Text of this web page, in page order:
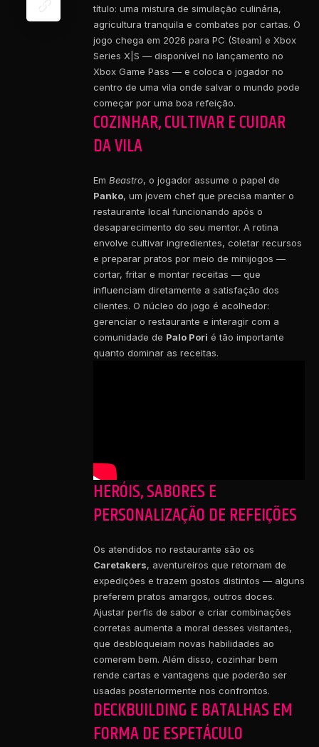
título: uma mistura de simulação culinária,
agricultura tranquila e combates por cartas. O
jogo chega em 2026 para PC (Steam) e Xbox
Series X|S — disponível no lançamento no
Xbox Game Pass — e coloca o jogador no
centro de uma vila onde salvar o mundo pode
começar por uma boa refeição.
COZINHAR, CULTIVAR E CUIDAR
DA VILA
Em Beastro, o jogador assume o papel de
Panko, um jovem chef que precisa manter o
restaurante local funcionando após o
desaparecimento do seu mentor. A rotina
envolve cultivar ingredientes, coletar recursos
e preparar pratos por meio de minijogos —
cortar, fritar e montar receitas — que
influenciam diretamente a satisfação dos
clientes. O núcleo do jogo é acolhedor:
gerenciar o restaurante e interagir com a
comunidade de Palo Pori é tão importante
quanto dominar as receitas.
HERÓIS, SABORES E
PERSONALIZAÇÃO DE REFEIÇÕES
Os atendidos no restaurante são os
Caretakers, aventureiros que retornam de
expedições e trazem gostos distintos — alguns
preferem pratos amargos, outros doces.
Ajustar perfis de sabor e criar combinações
corretas aumenta a moral desses visitantes,
que desbloqueiam novas habilidades ao
comerem bem. Além disso, cozinhar bem
rende cartas e vantagens que poderão ser
usadas posteriormente nos confrontos.
DECKBUILDING E BATALHAS EM
FORMA DE ESPETÁCULO